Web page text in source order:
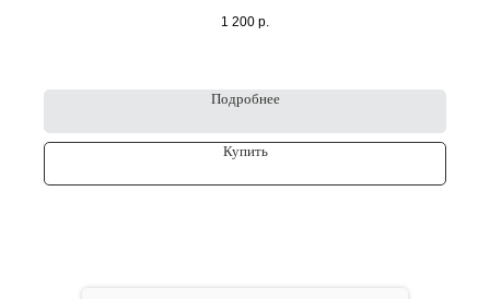
1 200 р.
Подробнее
Купить